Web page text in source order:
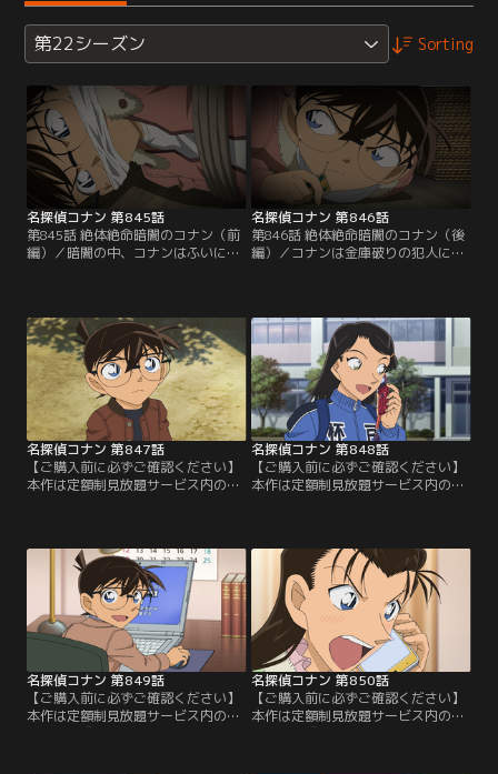
第22シーズン Sorting
名探偵コナン 第845話
第845話 絶体絶命暗闇のコナン（前
編）／暗闇の中、コナンはふいに目
ナンは犯人に襲われ、長方形の箱に
閉じ込められたのだ。その頃、小五
郎は依頼を受け、唐橋グループ会
長、唐橋剛太郎の遺言状を盗んだ犯
人を捜していた。
名探偵コナン 第846話
第846話 絶体絶命暗闇のコナン（後
編）／コナンは金庫破りの犯人に襲
る。光彦は蘭から小五郎が依頼され
た事件の話を聞き、コナンが目撃し
た盗難事件と関係があると推理。哀
たちは剛太郎の棺桶にコナンがいる
事に気付くが、すでに霊柩車は火葬
場に向かっていて…。
名探偵コナン 第847話
【ご購入前に必ずご確認ください】
本作は定額制見放題サービス内の
＆警視庁セレクション」にて3/14～
8/31まで配信中です。ご加入の方は
見放題ページよりご視聴ください。
／第847話 千葉のUFO難事件（前
編）／千葉刑事は3ヶ月前に起きた
不可思議な…。
名探偵コナン 第848話
【ご購入前に必ずご確認ください】
本作は定額制見放題サービス内の
＆警視庁セレクション」にて3/14～
8/31まで配信中です。ご加入の方は
見放題ページよりご視聴ください。
／第848話 千葉のUFO難事件（後
編）／顔をコンクリにめり込ませて
窒息死した…。
名探偵コナン 第849話
【ご購入前に必ずご確認ください】
本作は定額制見放題サービス内の
名探偵コナン 第850話
【ご購入前に必ずご確認ください】
本作は定額制見放題サービス内の